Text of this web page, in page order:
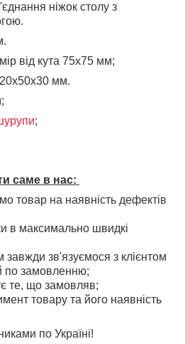
ніжок столу з
від кута 75х75 мм;
мм.
;
саме в нас:
товар на наявність дефектів
в максимально швидкі
зв'язуємося з клієнтом
по замовленню;
те, що замовляв;
товару та його наявність
по Україні!